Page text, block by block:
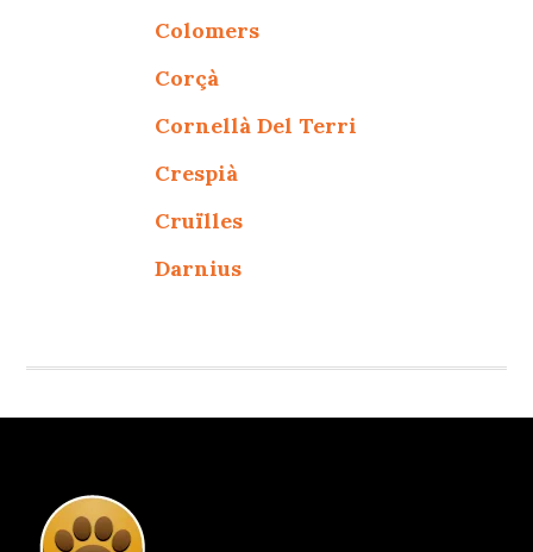
Colomers
Corçà
Cornellà Del Terri
Crespià
Cruïlles
Darnius